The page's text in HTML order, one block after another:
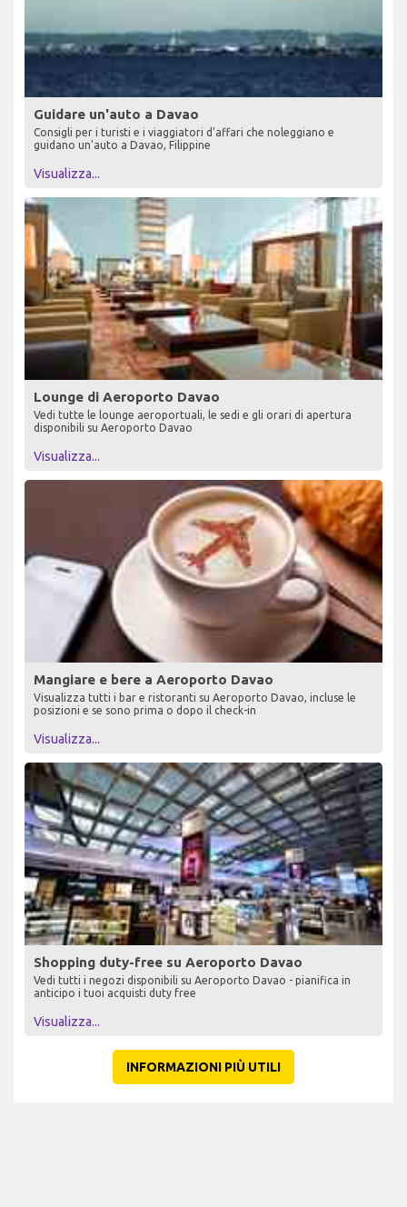
Guidare un'auto a Davao
Consigli per i turisti e i viaggiatori d'affari che noleggiano e
guidano un'auto a Davao, Filippine
Visualizza...
Lounge di Aeroporto Davao
Vedi tutte le lounge aeroportuali, le sedi e gli orari di apertura
disponibili su Aeroporto Davao
Visualizza...
Mangiare e bere a Aeroporto Davao
Visualizza tutti i bar e ristoranti su Aeroporto Davao, incluse le
posizioni e se sono prima o dopo il check-in
Visualizza...
Shopping duty-free su Aeroporto Davao
Vedi tutti i negozi disponibili su Aeroporto Davao - pianifica in
anticipo i tuoi acquisti duty free
Visualizza...
INFORMAZIONI PIÙ UTILI